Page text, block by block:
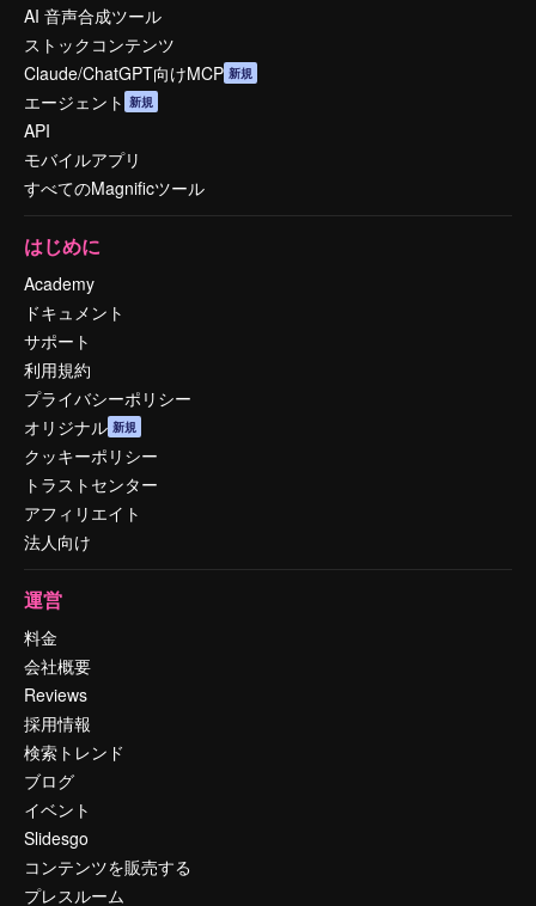
AI 音声合成ツール
ストックコンテンツ
Claude/ChatGPT向けMCP 新規
エージェント 新規
API
モバイルアプリ
すべてのMagnificツール
はじめに
Academy
ドキュメント
サポート
利用規約
プライバシーポリシー
オリジナル 新規
クッキーポリシー
トラストセンター
アフィリエイト
法人向け
運営
料金
会社概要
Reviews
採用情報
検索トレンド
ブログ
イベント
Slidesgo
コンテンツを販売する
プレスルーム